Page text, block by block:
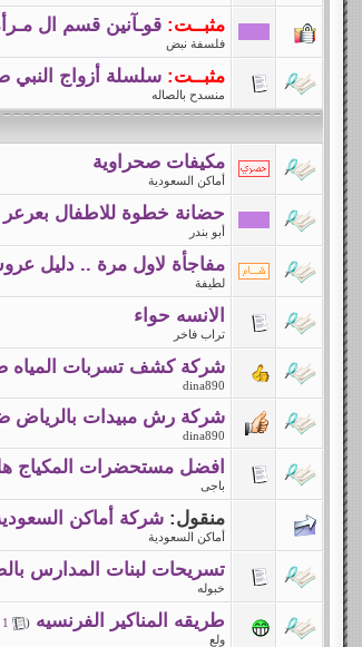
مثبــت: قوـآنين قسم ال مـرأة
فلسفة نبض
مثبــت: سلسلة أزواج النبي
منسدح بالصاله
مكيفات صحراوية
أماكن السعودية
حضانة خطوة للاطفال
أبو بندر
مفاجأة لاول مرة .. دليل
لطيفة
الانسه حواء
تراب فاخر
شركة كشف تسربات المياه
dina890
شركة رش مبيدات بالرياض
dina890
افضل مستحضرات المكياج
باجى
منقول:شركة أماكن السعودية 0507420389 - 0558651827 عزل مائي عزل حراري غسيل خزانات
أماكن السعودية
تسريحات لبنات المدارس
خبوله
طريقه المناكير الفرنسيه (
1
ولع